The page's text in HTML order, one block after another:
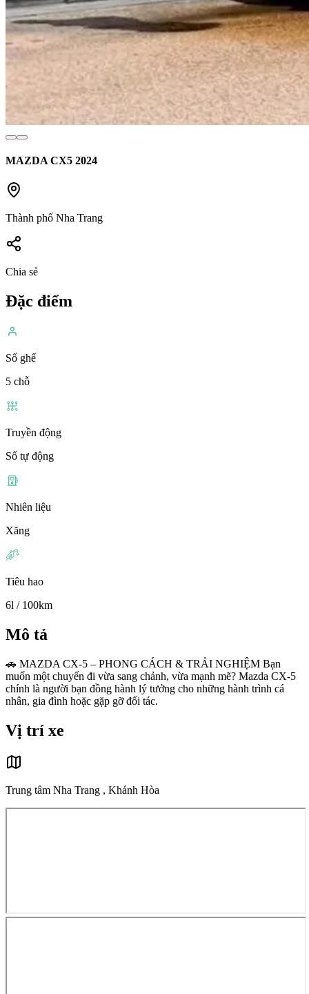
MAZDA CX5 2024
Thành phố Nha Trang
Chia sẻ
Đặc điểm
Số ghế
5 chỗ
Truyền động
Số tự động
Nhiên liệu
Xăng
Tiêu hao
6l / 100km
Mô tả
🚗 MAZDA CX-5 – PHONG CÁCH & TRẢI NGHIỆM Bạn
muốn một chuyến đi vừa sang chảnh, vừa mạnh mẽ? Mazda CX-5
chính là người bạn đồng hành lý tưởng cho những hành trình cá
nhân, gia đình hoặc gặp gỡ đối tác.
Vị trí xe
Trung tâm Nha Trang , Khánh Hòa